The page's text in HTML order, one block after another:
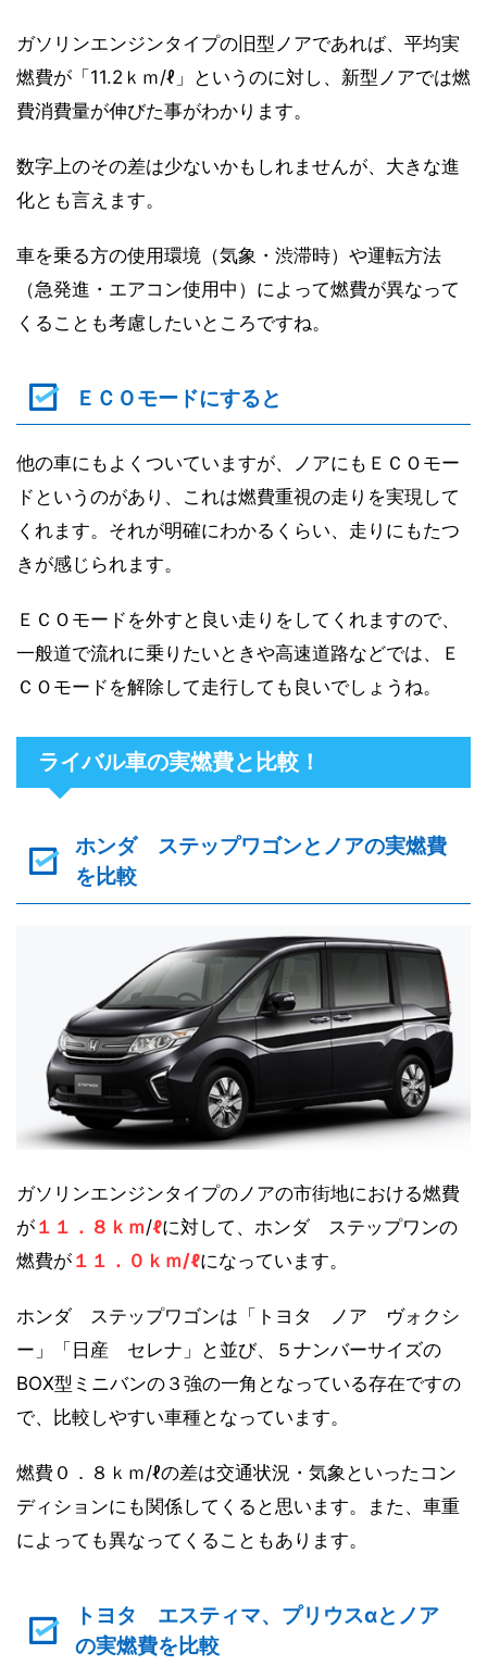
ガソリンエンジンタイプの旧型ノアであれば、平均実
燃費が「11.2ｋｍ/ℓ」というのに対し、新型ノアでは燃
費消費量が伸びた事がわかります。
数字上のその差は少ないかもしれませんが、大きな進
化とも言えます。
車を乗る方の使用環境（気象・渋滞時）や運転方法
（急発進・エアコン使用中）によって燃費が異なって
くることも考慮したいところですね。
ＥＣＯモードにすると
他の車にもよくついていますが、ノアにもＥＣＯモー
ドというのがあり、これは燃費重視の走りを実現して
くれます。それが明確にわかるくらい、走りにもたつ
きが感じられます。
ＥＣＯモードを外すと良い走りをしてくれますので、
一般道で流れに乗りたいときや高速道路などでは、Ｅ
ＣＯモードを解除して走行しても良いでしょうね。
ライバル車の実燃費と比較！
ホンダ ステップワゴンとノアの実燃費
を比較
ガソリンエンジンタイプのノアの市街地における燃費
が １１．８ｋｍ/ℓに対して、ホンダ ステップワンの
燃費が １１．０ｋｍ/ℓになっています。
ホンダ ステップワゴンは「トヨタ ノア ヴォクシ
ー」「日産 セレナ」と並び、５ナンバーサイズの
BOX型ミニバンの３強の一角となっている存在ですの
で、比較しやすい車種となっています。
燃費０．８ｋｍ/ℓの差は交通状況・気象といったコン
ディションにも関係してくると思います。また、車重
によっても異なってくることもあります。
トヨタ エスティマ、プリウスαとノア
の実燃費を比較